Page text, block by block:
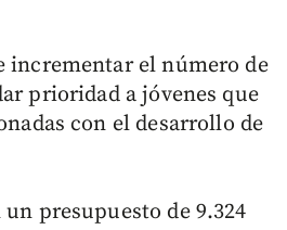
incrementar el número de
prioridad a jóvenes que
con el desarrollo de
presupuesto de 9.324